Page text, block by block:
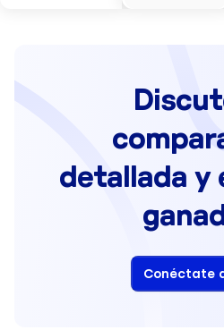
detallada y
Conéctate